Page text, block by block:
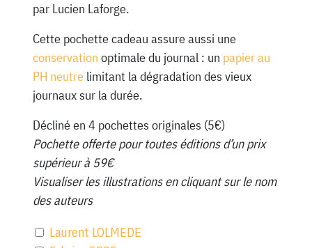
par Lucien Laforge.
Cette pochette cadeau assure aussi une
conservation optimale du journal : un papier au
PH neutrelimitant la dégradation des vieux
journaux sur la durée.
Décliné en 4 pochettes originales (5€)
Pochette offerte pour toutes éditions d’un prix
supérieur à 59€
Visualiser les illustrations en cliquant sur le nom
des auteurs
Laurent LOLMEDE